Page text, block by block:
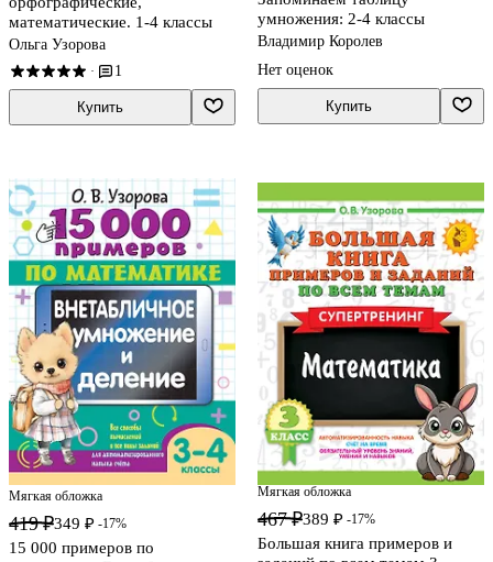
математические. 1-4 классы
Ольга Узорова
· 1
Купить
умножения: 2-4 классы
Владимир Королев
Нет оценок
Купить
Мягкая обложка
419 ₽349 ₽ -17%
15 000 примеров по
Мягкая обложка
467 ₽389 ₽ -17%
Большая книга примеров и